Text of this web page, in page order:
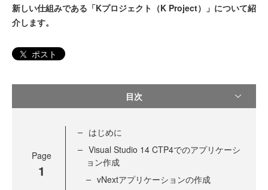
新しい仕組みである「Kプロジェクト（K Project）」について紹
介します。
ポスト
目次
Page
1
はじめに
Visual Studio 14 CTP4でのアプリケーシ
ョン作成
vNextアプリケーションの作成